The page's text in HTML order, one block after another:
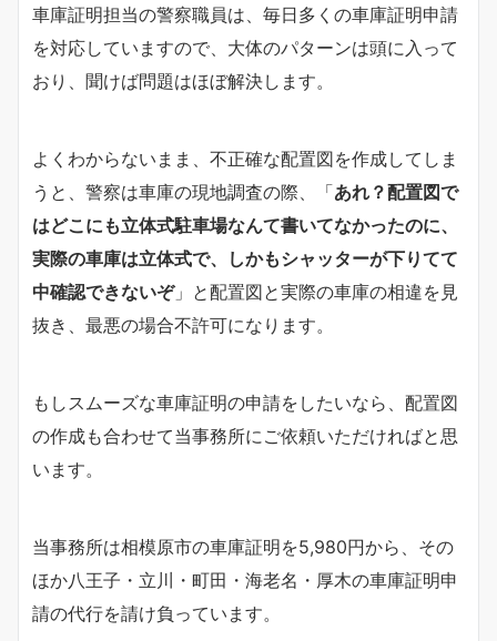
車庫証明担当の警察職員は、毎日多くの車庫証明申請
を対応していますので、大体のパターンは頭に入って
おり、聞けば問題はほぼ解決します。
よくわからないまま、不正確な配置図を作成してしま
うと、警察は車庫の現地調査の際、「あれ？配置図で
はどこにも立体式駐車場なんて書いてなかったのに、
実際の車庫は立体式で、しかもシャッターが下りてて
中確認できないぞ」と配置図と実際の車庫の相違を見
抜き、最悪の場合不許可になります。
もしスムーズな車庫証明の申請をしたいなら、配置図
の作成も合わせて当事務所にご依頼いただければと思
います。
当事務所は相模原市の車庫証明を5,980円から、その
ほか八王子・立川・町田・海老名・厚木の車庫証明申
請の代行を請け負っています。